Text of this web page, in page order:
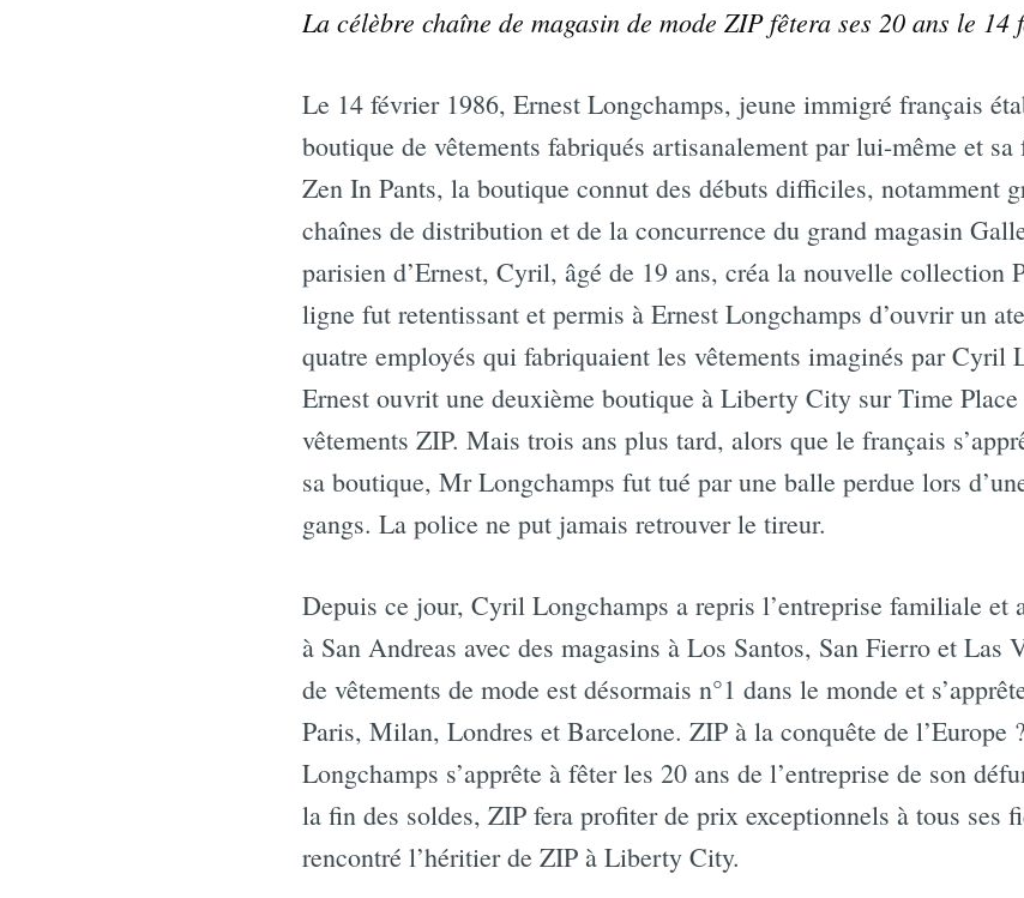
La célèbre chaîne de magasin de mode ZIP fêtera ses 20 ans le 14
Le 14 février 1986, Ernest Longchamps, jeune immigré français
boutique de vêtements fabriqués artisanalement par lui-même et sa
Zen In Pants, la boutique connut des débuts difficiles, notamment
chaînes de distribution et de la concurrence du grand magasin
parisien d’Ernest, Cyril, âgé de 19 ans, créa la nouvelle collection
ligne fut retentissant et permis à Ernest Longchamps d’ouvrir un
quatre employés qui fabriquaient les vêtements imaginés par Cyril
Ernest ouvrit une deuxième boutique à Liberty City sur Time Place
vêtements ZIP. Mais trois ans plus tard, alors que le français
sa boutique, Mr Longchamps fut tué par une balle perdue lors
gangs. La police ne put jamais retrouver le tireur.
Depuis ce jour, Cyril Longchamps a repris l’entreprise familiale et
à San Andreas avec des magasins à Los Santos, San Fierro et Las
de vêtements de mode est désormais n°1 dans le monde et
Paris, Milan, Londres et Barcelone. ZIP à la conquête de l’Europe
Longchamps s’apprête à fêter les 20 ans de l’entreprise de son
la fin des soldes, ZIP fera profiter de prix exceptionnels à tous ses
rencontré l’héritier de ZIP à Liberty City.